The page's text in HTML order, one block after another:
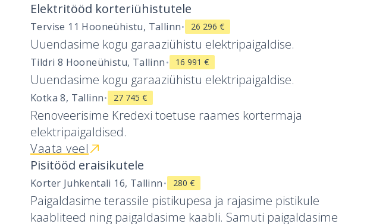
Elektritööd korteriühistutele
Tervise 11 Hooneühistu, Tallinn· 26 296 €
Uuendasime kogu garaaziühistu elektripaigaldise.
Tildri 8 Hooneühistu, Tallinn· 16 991 €
Uuendasime kogu garaaziühistu elektripaigaldise.
Kotka 8, Tallinn· 27 745 €
Renoveerisime Kredexi toetuse raames kortermaja
elektripaigaldised.
Vaata veel
Pisitööd eraisikutele
Korter Juhkentali 16, Tallinn· 280 €
Paigaldasime terassile pistikupesa ja rajasime pistikule
kaabliteed ning paigaldasime kaabli. Samuti paigaldasime